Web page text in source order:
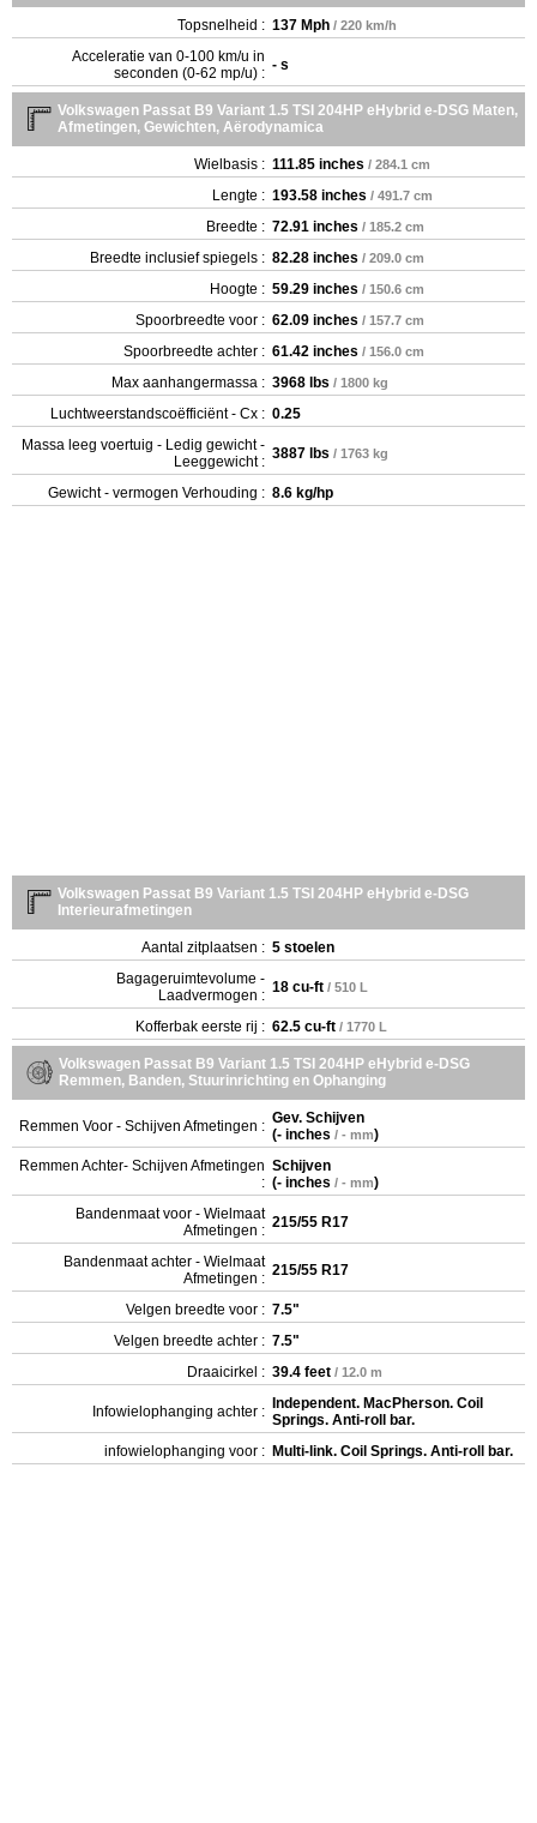
Topsnelheid : 137 Mph / 220 km/h
Acceleratie van 0-100 km/u in
seconden (0-62 mp/u) : - s
Volkswagen Passat B9 Variant 1.5 TSI 204HP eHybrid e-DSG Maten,
Afmetingen, Gewichten, Aërodynamica
Wielbasis : 111.85 inches / 284.1 cm
Lengte : 193.58 inches / 491.7 cm
Breedte : 72.91 inches / 185.2 cm
Breedte inclusief spiegels : 82.28 inches / 209.0 cm
Hoogte : 59.29 inches / 150.6 cm
Spoorbreedte voor : 62.09 inches / 157.7 cm
Spoorbreedte achter : 61.42 inches / 156.0 cm
Max aanhangermassa : 3968 lbs / 1800 kg
Luchtweerstandscoëfficiënt - Cx : 0.25
Massa leeg voertuig - Ledig gewicht -
Leeggewicht : 3887 lbs / 1763 kg
Gewicht - vermogen Verhouding : 8.6 kg/hp
Volkswagen Passat B9 Variant 1.5 TSI 204HP eHybrid e-DSG
Interieurafmetingen
Aantal zitplaatsen : 5 stoelen
Bagageruimtevolume -
Laadvermogen : 18 cu-ft / 510 L
Kofferbak eerste rij : 62.5 cu-ft / 1770 L
Volkswagen Passat B9 Variant 1.5 TSI 204HP eHybrid e-DSG
Remmen, Banden, Stuurinrichting en Ophanging
Remmen Voor - Schijven Afmetingen : Gev. Schijven
(- inches / - mm)
Remmen Achter- Schijven Afmetingen
:
Schijven
(- inches / - mm)
Bandenmaat voor - Wielmaat
Afmetingen : 215/55 R17
Bandenmaat achter - Wielmaat
Afmetingen : 215/55 R17
Velgen breedte voor : 7.5"
Velgen breedte achter : 7.5"
Draaicirkel : 39.4 feet / 12.0 m
Infowielophanging achter : Independent. MacPherson. Coil
Springs. Anti-roll bar.
infowielophanging voor : Multi-link. Coil Springs. Anti-roll bar.